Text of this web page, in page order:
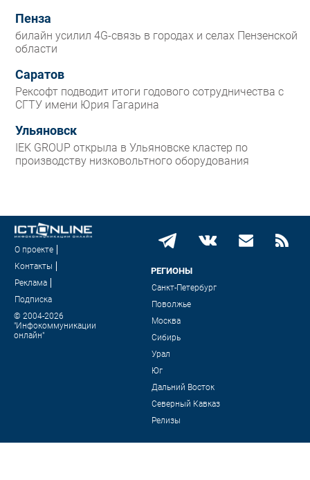
Пенза
билайн усилил 4G-связь в городах и селах Пензенской
области
Саратов
Рексофт подводит итоги годового сотрудничества с
СГТУ имени Юрия Гагарина
Ульяновск
IEK GROUP открыла в Ульяновске кластер по
производству низковольтного оборудования
О проекте
Контакты
Реклама
Подписка
© 2004-2026
"Инфокоммуникации
онлайн"
РЕГИОНЫ
Санкт-Петербург
Поволжье
Москва
Сибирь
Урал
Юг
Дальний Восток
Северный Кавказ
Релизы